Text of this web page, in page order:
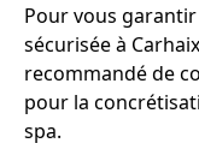
Pour vous
sécurisée à
recommandé de
pour la
spa.